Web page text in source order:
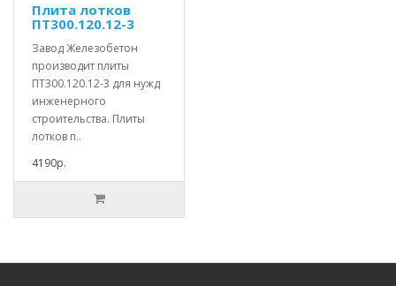
Плита лотков
ПТ300.120.12-3
Завод Железобетон
производит плиты
ПТ300.120.12-3 для нужд
инженерного
строительства. Плиты
лотков п..
4190р.